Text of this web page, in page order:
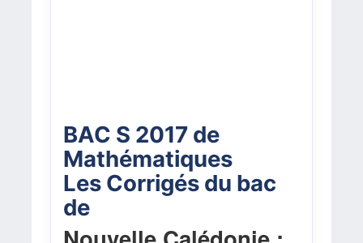
BAC S 2017 de
Mathématiques
Les Corrigés du bac
de